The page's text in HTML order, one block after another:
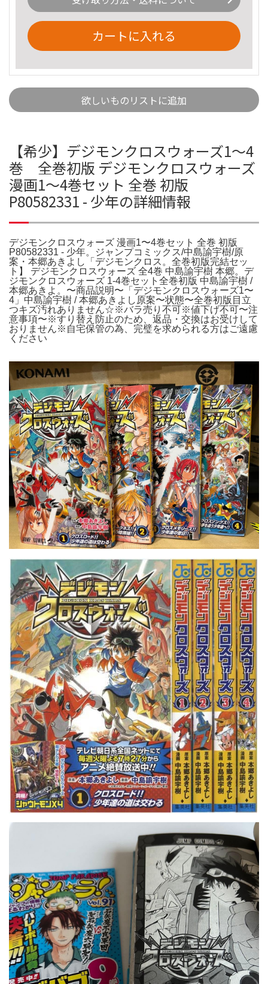
カートに入れる
欲しいものリストに追加
【希少】デジモンクロスウォーズ1〜4
巻 全巻初版 デジモンクロスウォーズ
漫画1〜4巻セット 全巻 初版
P80582331 - 少年の詳細情報
デジモンクロスウォーズ 漫画1〜4巻セット 全巻 初版
P80582331 - 少年。ジャンプコミックス/中島諭宇樹/原
案・本郷あきよし「デジモンクロス。全巻初版完結セッ
ト】 デジモンクロスウォーズ 全4巻 中島諭宇樹 本郷。デ
ジモンクロスウォーズ 1-4巻セット全巻初版 中島諭宇樹 /
本郷あきよ。〜商品説明〜「デジモンクロスウォーズ1〜
4」中島諭宇樹 / 本郷あきよし原案〜状態〜全巻初版目立
つキズ汚れありません☆※バラ売り不可※値下げ不可〜注
意事項〜※すり替え防止のため、返品・交換はお受けして
おりません※自宅保管の為、完璧を求められる方はご遠慮
ください